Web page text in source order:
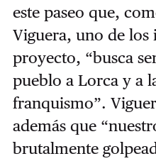
este paseo que,
Viguera, uno de los
proyecto, “busca
pueblo a Lorca y a
franquismo”.
además que
brutalmente